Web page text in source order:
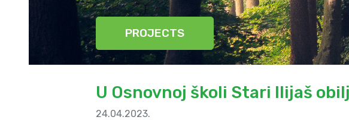
PROJECTS
U Osnovnoj školi Stari Ilijaš
24.04.2023.